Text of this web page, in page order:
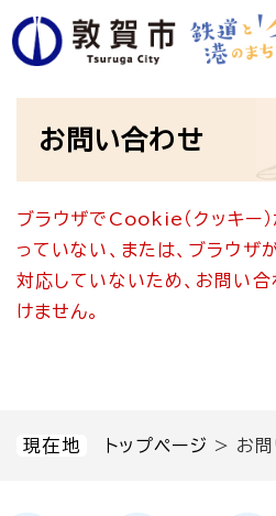
ペ
ー
す
メニューを飛ば
現在地 トップページ > お
お問い合わせ
ブラウザでCookie（クッキー
っていない、または、ブラウザ
対応していないため、お問い
けません。